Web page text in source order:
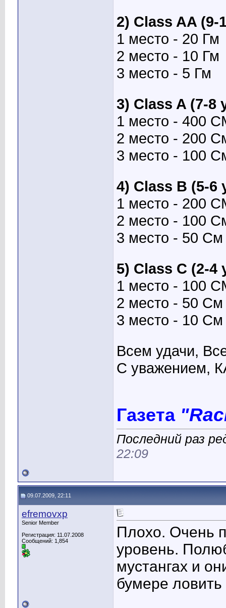
2) Class AA (9-
1 место - 20 Гм
2 место - 10 Гм
3 место - 5 Гм
3) Class A (7-8
1 место - 400
2 место - 200
3 место - 100
4) Class B (5-6
1 место - 200
2 место - 100
3 место - 50 См
5) Class C (2-4
1 место - 100
2 место - 50 См
3 место - 10 См
Всем удачи,
С уважением,
Газета
Последний раз
22:09
09.07.2009, 22:11
efremovxp
Senior Member
Регистрация: 11.07.2008
Сообщений: 1,854
Плохо. Очень
уровень.
мустангах и
бумере ловить